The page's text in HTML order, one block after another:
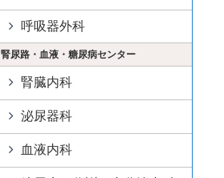
呼吸器外科
腎尿路・血液・糖尿病センター
腎臓内科
泌尿器科
血液内科